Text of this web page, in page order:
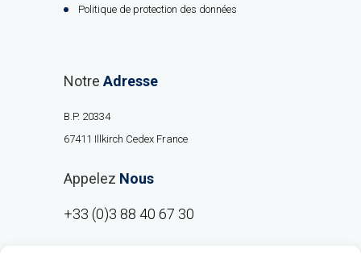
Politique de protection des données
Notre Adresse
B.P. 20334
67411 Illkirch Cedex France
Appelez Nous
+33 (0)3 88 40 67 30